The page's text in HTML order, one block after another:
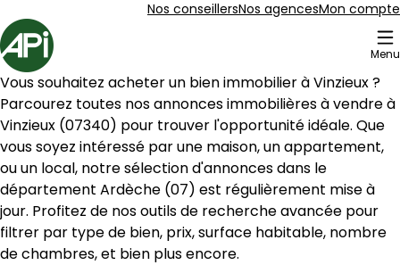
Nos conseillersNos agencesMon compte
Accueil
Menu
17 Biens en vente Vinzieux (07340)
22 m² Serrières
Aller à l'image1
Aller à l'image2
Aller à l'image3
Aller à l'image4
Aller à l'image5
Vous souhaitez acheter un bien immobilier à Vinzieux ?
Vinzieux (07340) pour trouver l'opportunité idéale. Que
vous soyez intéressé par une maison, un appartement,
ou un local, notre sélection d'annonces dans le
département Ardèche (07) est régulièrement mise à
jour. Profitez de nos outils de recherche avancée pour
filtrer par type de bien, prix, surface habitable, nombre
de chambres, et bien plus encore.